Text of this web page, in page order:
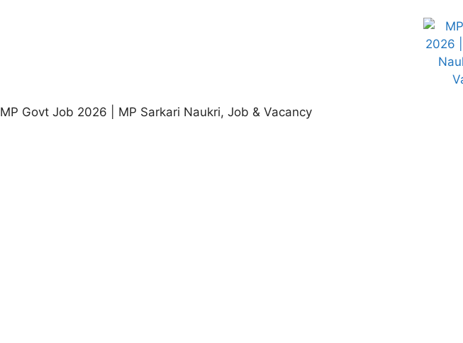
MP Govt Job 2026 | MP Sarkari Naukri, Job & Vacancy